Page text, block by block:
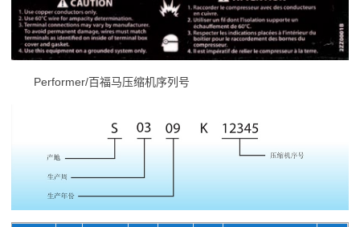
Performer/百福马压缩机序列号